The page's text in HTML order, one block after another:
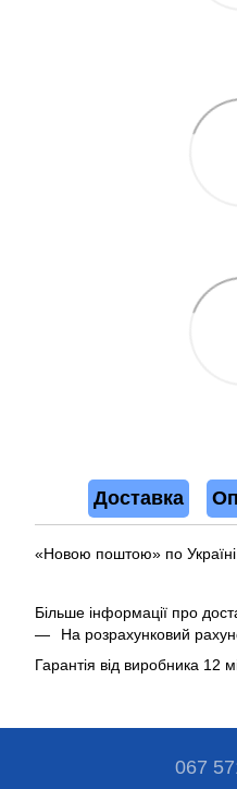
Доставка
«Новою поштою» по Україні.
Більше інформації про
На розрахунковий
Гарантія від виробника 12
067